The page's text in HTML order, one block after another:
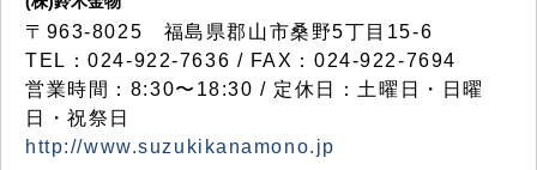
〒963-8025 福島県郡山市桑野5丁目15-6
TEL：024-922-7636 / FAX：024-922-7694
営業時間：8:30〜18:30 / 定休日：土曜日・日曜
日・祝祭日
http://www.suzukikanamono.jp